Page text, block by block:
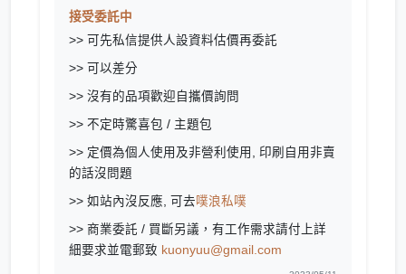
接受委託中
>> 可先私信提供人設資料估價再委託
>> 可以差分
>> 沒有的品項歡迎自攜價詢問
>> 不定時驚喜包 / 主題包
>> 定價為個人使用及非營利使用, 印刷自用非賣
的話沒問題
>> 如站內沒反應, 可去噗浪私噗
>> 商業委託 / 買斷另議，有工作需求請付上詳
細要求並電郵致 kuonyuu@gmail.com